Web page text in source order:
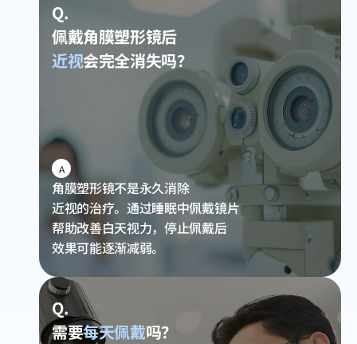
Q.
佩戴角膜塑形镜后
近视会完全消失吗？
A
角膜塑形镜不是永久消除
近视的治疗。通过睡眠中佩戴镜片
帮助改善白天视力，停止佩戴后
效果可能逐渐减弱。
Q.
需要每天佩戴吗？